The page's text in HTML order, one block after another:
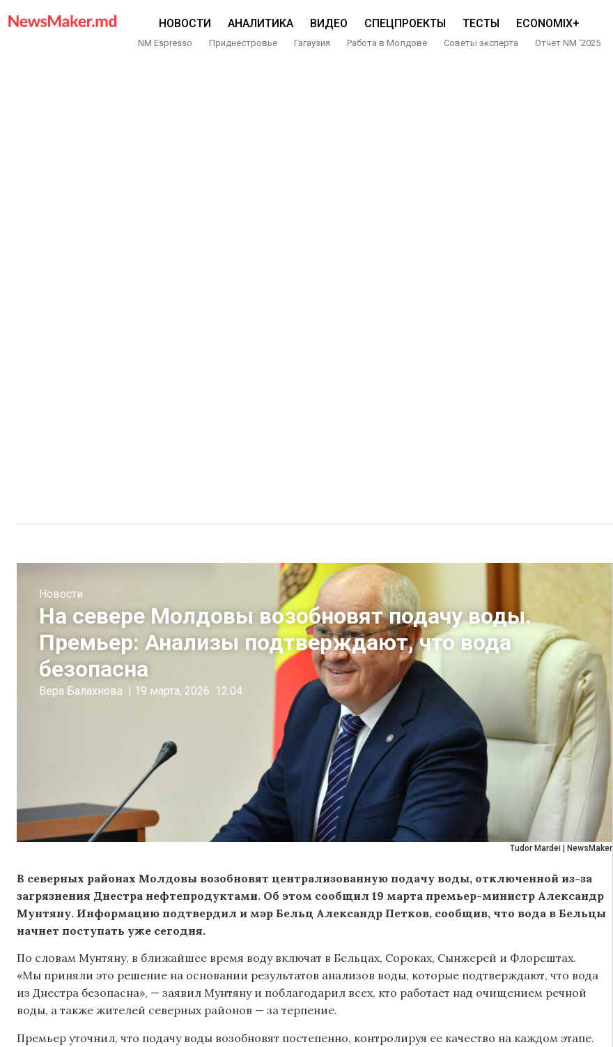
НОВОСТИ АНАЛИТИКА ВИДЕО СПЕЦПРОЕКТЫ ТЕСТЫ ECONOMIX+
NM Espresso Приднестровье Гагаузия Работа в Молдове Советы эксперта Отчет NM ‘2025
Tudor Mardei | NewsMaker
Новости
На севере Молдовы возобновят подачу воды.
Премьер: Анализы подтверждают, что вода
безопасна
Вера Балахнова | 19 марта, 2026 12:04
В северных районах Молдовы возобновят централизованную подачу воды, отключенной из-за
загрязнения Днестра нефтепродуктами. Об этом сообщил 19 марта премьер-министр Александр
Мунтяну. Информацию подтвердил и мэр Бельц Александр Петков, сообщив, что вода в Бельцы
начнет поступать уже сегодня.
По словам Мунтяну, в ближайшее время воду включат в Бельцах, Сороках, Сынжерей и Флорештах.
«Мы приняли это решение на основании результатов анализов воды, которые подтверждают, что вода
из Днестра безопасна», — заявил Мунтяну и поблагодарил всех, кто работает над очищением речной
воды, а также жителей северных районов — за терпение.
Премьер уточнил, что подачу воды возобновят постепенно, контролируя ее качество на каждом этапе.